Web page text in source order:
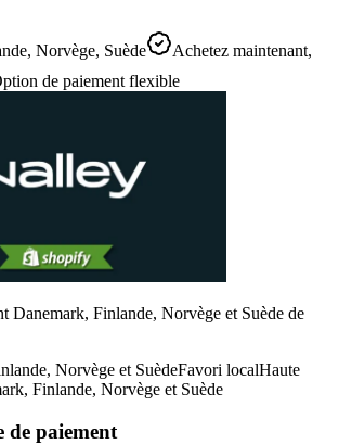
Norvège, Suède
Achetez maintenant,
de paiement flexible
Danemark, Finlande, Norvège et Suède de
Norvège et SuèdeFavori localHaute
Finlande, Norvège et Suède
de paiement